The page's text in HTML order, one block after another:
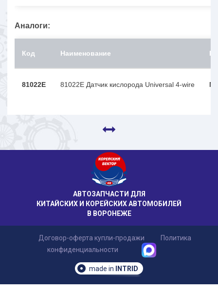
Аналоги:
Код Наименование
81022E 81022E Датчик кислорода Universal 4-wire
АВТОЗАПЧАСТИ ДЛЯ
КИТАЙСКИХ И КОРЕЙСКИХ АВТОМОБИЛЕЙ
В ВОРОНЕЖЕ
Договор-оферта купли-продажи
Политика
конфиденциальности
made in INTRID